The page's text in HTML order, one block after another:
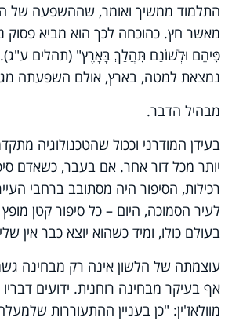
התלמוד ממשיך ואומר, שההשפעה של
מאשר חץ. כהוכחה לכך הוא מביא פסוק
פִּיהֶם וּלְשׁוֹנָם תִּהֲלַךְ בָּאָרֶץ" (תהלים ע"ג).
נמצאת למטה, בארץ, אולם השפעתה
מבהיל הדבר.
בעידן המודרני וככול שהטכנולוגיה
יותר מכל דור אחר. אם בעבר, כשאדם
רכילות, הסיפור היה מסתובב ברחבי
לעיר הסמוכה, היום – כל סיפור קטן
בעולם כולו, ומיד כשהוא יוצא כבר אין
עוצמתה של הלשון אינה רק מבחינה
אף בעיקר מבחינה רוחנית. ידועים
מוולאז'ין: "כן בעניין ההתעוררות